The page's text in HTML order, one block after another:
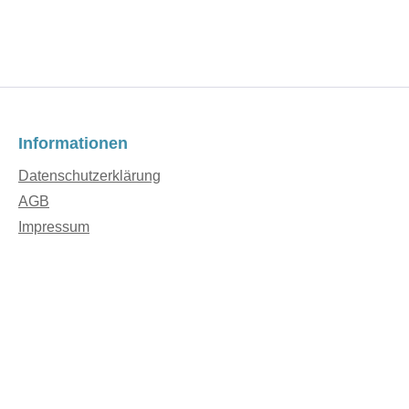
Informationen
Datenschutzerklärung
AGB
Impressum